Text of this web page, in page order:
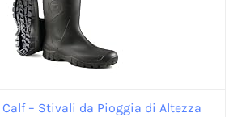
Calf – Stivali da Pioggia di Altezza